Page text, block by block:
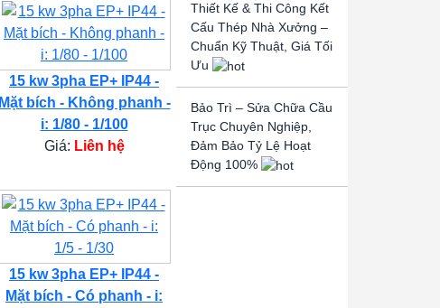
15 kw 3pha EP+ IP44 -
Mặt bích - Không phanh -
i: 1/80 - 1/100
Giá: Liên hệ
15 kw 3pha EP+ IP44 -
Mặt bích - Có phanh - i:
Thiết Kế & Thi Công Kết
Cấu Thép Nhà Xưởng –
Chuẩn Kỹ Thuật, Giá Tối
Ưu
Bảo Trì – Sửa Chữa Cầu
Trục Chuyên Nghiệp,
Đảm Bảo Tỷ Lệ Hoạt
Động 100%